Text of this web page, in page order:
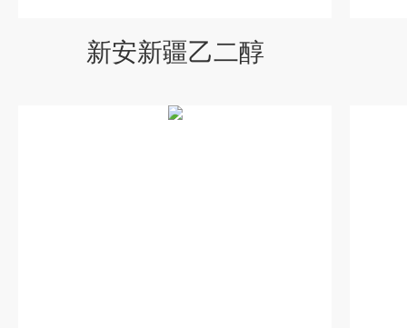
新安新疆乙二醇